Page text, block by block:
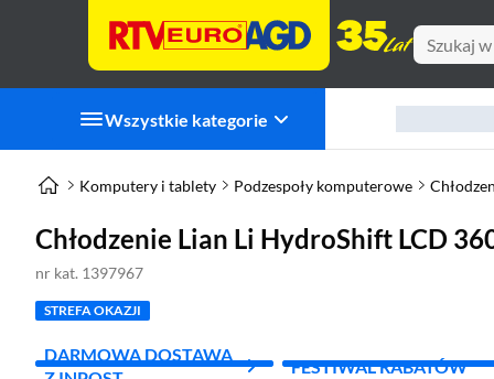
Wszystkie kategorie
Komputery i tablety Podzespoły komputerowe
Chłodzenie Lian Li HydroShift LCD
nr kat. 1397967
STREFA OKAZJI
DARMOWA DOSTAWA
FESTIWAL RABATÓW